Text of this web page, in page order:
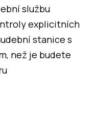
službu
explicitních
stanice s
než je budete